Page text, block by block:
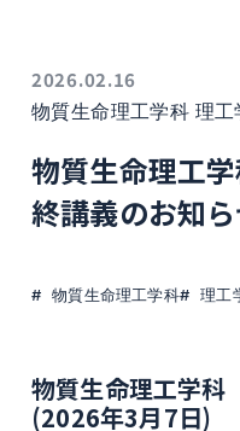
2026.02.16
物質生命理工学科 理工
物質生命理工
終講義のお知
物質生命理工学科 理工
物質生命理工学
(2026年3月7日)